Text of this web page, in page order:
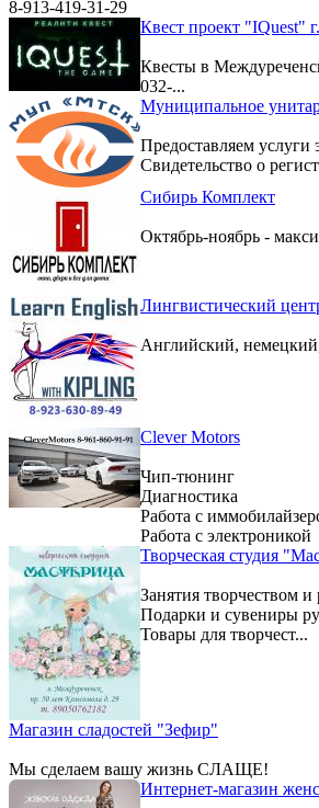
8-913-419-31-29
Квест проект "IQuest"
Квесты в
032-...
Муниципальное
Предоставляем услуги
Свидетельство о
Сибирь Комплект
Октябрь-ноябрь -
Лингвистический
Английский,
Clever Motors
Чип-тюнинг
Диагностика
Работа с
Работа с электроникой
Творческая студия
Занятия творчеством
Подарки и сувениры
Товары для творчест...
Магазин сладостей "Зефир"
Мы сделаем вашу жизнь СЛАЩЕ!
Интернет-магазин